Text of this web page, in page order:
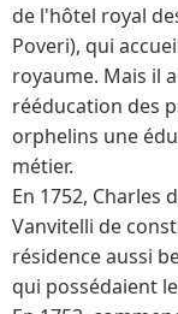
de l'hôtel royal
Poveri), qui
royaume. Mais il
rééducation des
orphelins une
métier.
En 1752, Charles
Vanvitelli de
résidence aussi
qui possédaient